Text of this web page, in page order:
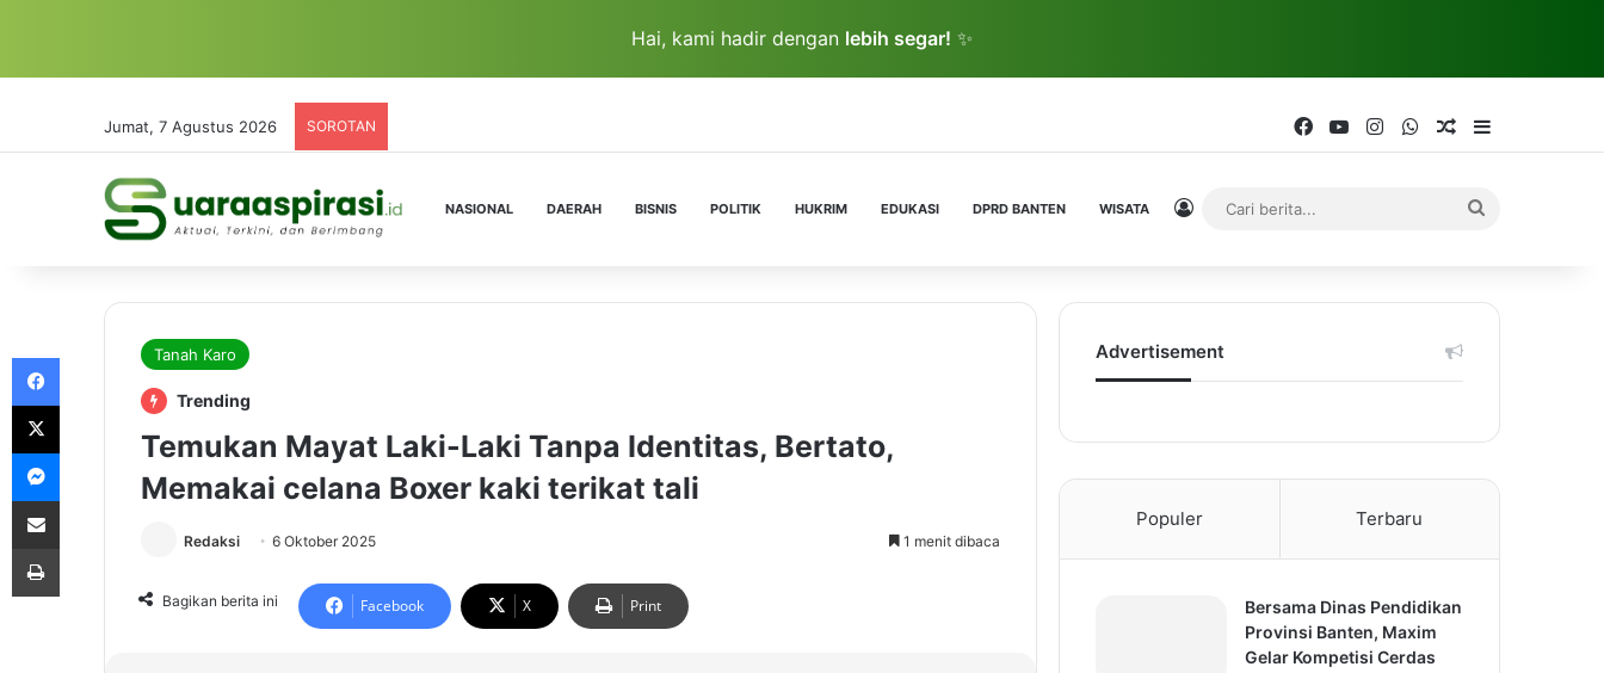
Hai, kami hadir dengan lebih segar! ✨
Jumat, 7 Agustus 2026 SOROTAN FacebookYouTubeInstagramWhatsAppRandom Article
NASIONAL DAERAH BISNIS POLITIK HUKRIM EDUKASI DPRD BANTEN WISATA Log In
Tanah Karo
Trending
Temukan Mayat Laki-Laki Tanpa Identitas, Bertato,
Memakai celana Boxer kaki terikat tali
Redaksi 6 Oktober 2025 1 menit dibaca
Bagikan berita ini Facebook X Print
Advertisement
Populer Terbaru
Bersama Dinas Pendidikan
Provinsi Banten, Maxim
Gelar Kompetisi Cerdas